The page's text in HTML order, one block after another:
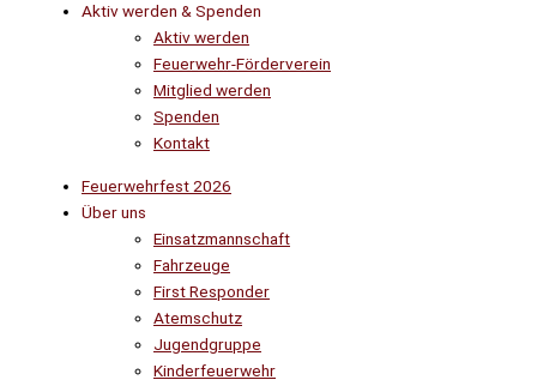
Aktiv werden & Spenden
Aktiv werden
Feuerwehr-Förderverein
Mitglied werden
Spenden
Kontakt
Feuerwehrfest 2026
Über uns
Einsatzmannschaft
Fahrzeuge
First Responder
Atemschutz
Jugendgruppe
Kinderfeuerwehr